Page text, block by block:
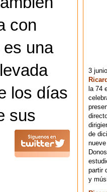
con
es una
los días
sus
3
la 74
de
partir
y